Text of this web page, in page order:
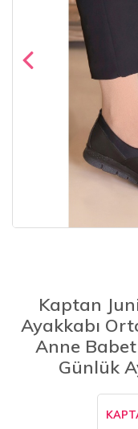
Kaptan
Ayakkabı
Anne Babet
Günlük